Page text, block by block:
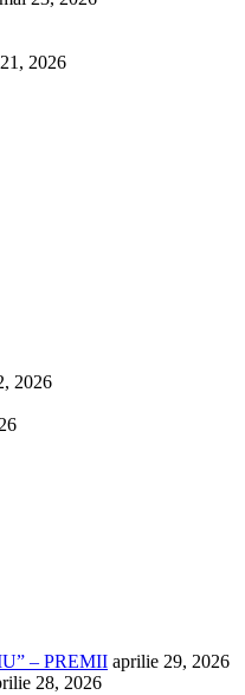
2026
2026
– PREMII aprilie 29, 2026
28, 2026